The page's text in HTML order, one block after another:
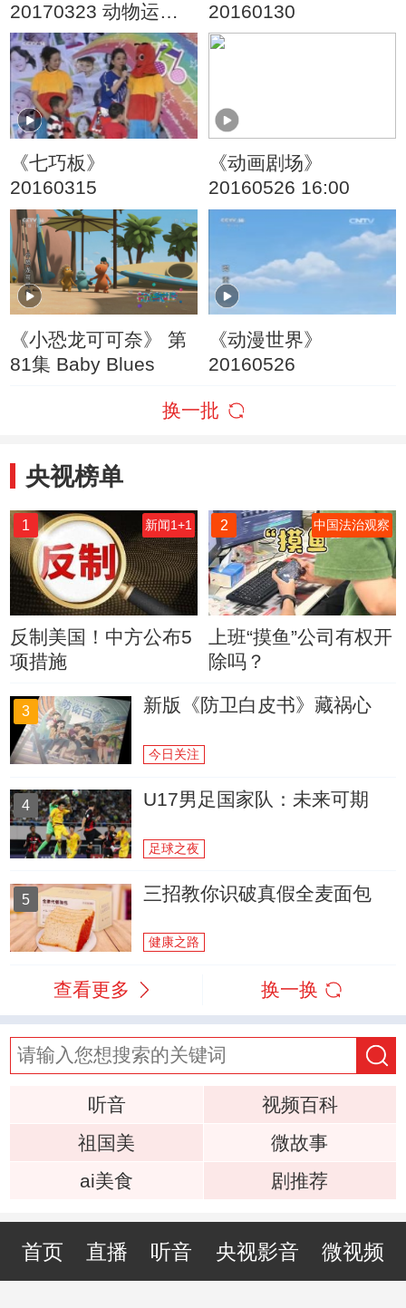
20170323 动物运动
会（一）
20160130
《七巧板》
20160315
《动画剧场》
20160526 16:00
《小恐龙可可奈》 第
81集 Baby Blues
《动漫世界》
20160526
换一批
央视榜单
1 新闻1+1
反制美国！中方公布5
项措施
2 中国法治观察
上班“摸鱼”公司有权开
除吗？
3 新版《防卫白皮书》藏祸心
今日关注
4 U17男足国家队：未来可期
足球之夜
5 三招教你识破真假全麦面包
健康之路
查看更多 换一换
听音
视频百科
祖国美
微故事
ai美食
剧推荐
首页 直播 听音 央视影音 微视频